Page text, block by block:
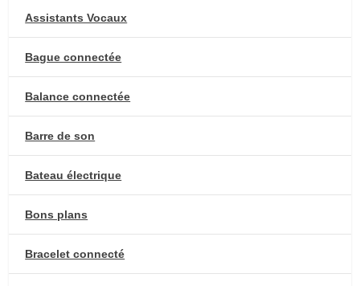
Assistants Vocaux
Bague connectée
Balance connectée
Barre de son
Bateau électrique
Bons plans
Bracelet connecté